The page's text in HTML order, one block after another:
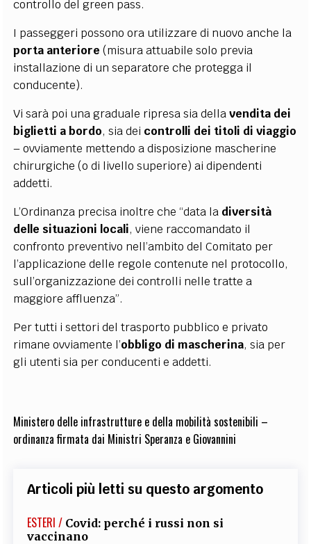
controllo del green pass.
I passeggeri possono ora utilizzare di nuovo anche la
porta anteriore (misura attuabile solo previa
installazione di un separatore che protegga il
conducente).
Vi sarà poi una graduale ripresa sia dellavendita dei
biglietti a bordo, sia dei controlli dei titoli di viaggio
– ovviamente mettendo a disposizione mascherine
chirurgiche (o di livello superiore) ai dipendenti
addetti.
L’Ordinanza precisa inoltre che “data la diversità
delle situazioni locali, viene raccomandato il
confronto preventivo nell’ambito del Comitato per
l’applicazione delle regole contenute nel protocollo,
sull’organizzazione dei controlli nelle tratte a
maggiore affluenza”.
Per tutti i settori del trasporto pubblico e privato
rimane ovviamente l’obbligo di mascherina, sia per
gli utenti sia per conducenti e addetti.
Ministero delle infrastrutture e della mobilità sostenibili –
ordinanza firmata dai Ministri Speranza e Giovannini
Articoli più letti su questo argomento
ESTERI / Covid: perché i russi non si
vaccinano